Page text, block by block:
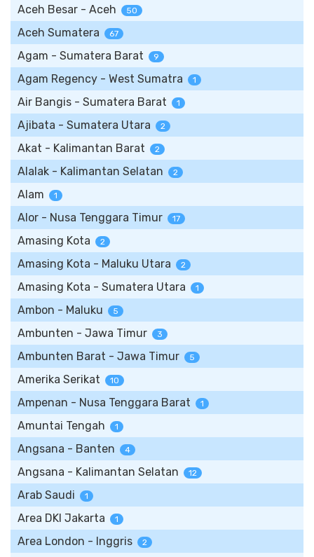
Aceh Besar - Aceh 50
Aceh Sumatera 67
Agam - Sumatera Barat 9
Agam Regency - West Sumatra 1
Air Bangis - Sumatera Barat 1
Ajibata - Sumatera Utara 2
Akat - Kalimantan Barat 2
Alalak - Kalimantan Selatan 2
Alam 1
Alor - Nusa Tenggara Timur 17
Amasing Kota 2
Amasing Kota - Maluku Utara 2
Amasing Kota - Sumatera Utara 1
Ambon - Maluku 5
Ambunten - Jawa Timur 3
Ambunten Barat - Jawa Timur 5
Amerika Serikat 10
Ampenan - Nusa Tenggara Barat 1
Amuntai Tengah 1
Angsana - Banten 4
Angsana - Kalimantan Selatan 12
Arab Saudi 1
Area DKI Jakarta 1
Area London - Inggris 2